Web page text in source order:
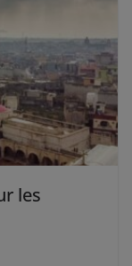
les